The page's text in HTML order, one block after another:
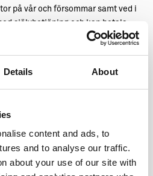
Details About
content and ads, to
and to analyse our traffic.
about your use of our site with
på vår och försommar samt ved i
självbetjäning och kan betala